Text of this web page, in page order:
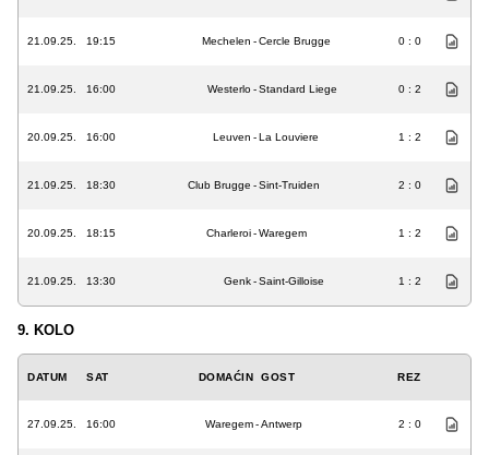
21.09.25. 19:15 Mechelen -Cercle Brugge 0 : 0
21.09.25. 16:00 Westerlo-Standard Liege 0 : 2
20.09.25. 16:00 Leuven -La Louviere 1 : 2
21.09.25. 18:30 Club Brugge -Sint-Truiden 2 : 0
20.09.25. 18:15 Charleroi-Waregem 1 : 2
21.09.25. 13:30 Genk-Saint-Gilloise 1 : 2
9. KOLO
DATUM SAT DOMAĆIN GOST REZ
27.09.25. 16:00 Waregem-Antwerp 2 : 0